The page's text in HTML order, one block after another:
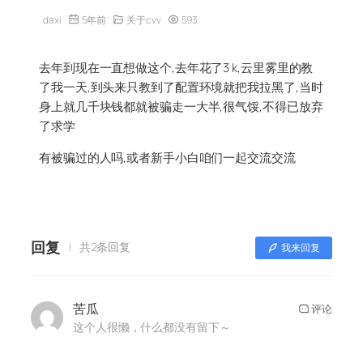
daxi 5年前 关于cvv 593
去年到现在一直想做这个,去年花了3 k,云里雾里的教
了我一天,到头来只教到了配置环境就把我拉黑了,当时
身上就几千块钱都就被骗走一大半,很气馁,不得已放弃
了求学
有被骗过的人吗,或者新手小白咱们一起交流交流
回复 共2条回复 我来回复
苦瓜
这个人很懒，什么都没有留下～
评论